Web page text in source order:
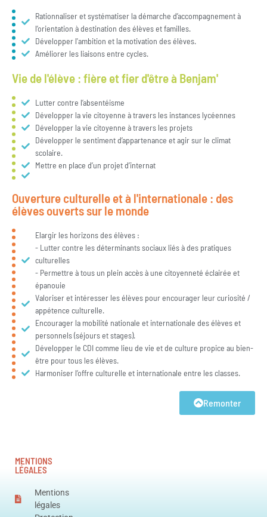
Rationnaliser et systématiser la démarche d’accompagnement à
l’orientation à destination des élèves et familles.
Développer l'ambition et la motivation des élèves.
Améliorer les liaisons entre cycles.
Vie de l'élève : fière et fier d'être à Benjam'
Lutter contre l’absentéisme
Développer la vie citoyenne à travers les instances lycéennes
Développer la vie citoyenne à travers les projets
Développer le sentiment d’appartenance et agir sur le climat
scolaire.
Mettre en place d’un projet d’internat
Ouverture culturelle et à l'internationale : des
élèves ouverts sur le monde
Elargir les horizons des élèves :
- Lutter contre les déterminants sociaux liés à des pratiques
culturelles
- Permettre à tous un plein accès à une citoyenneté éclairée et
épanouie
Valoriser et intéresser les élèves pour encourager leur curiosité /
appétence culturelle.
Encourager la mobilité nationale et internationale des élèves et
personnels (séjours et stages).
Développer le CDI comme lieu de vie et de culture propice au bien-
être pour tous les élèves.
Harmoniser l’offre culturelle et internationale entre les classes.
Remonter
MENTIONS
LÉGALES
Mentions
légales